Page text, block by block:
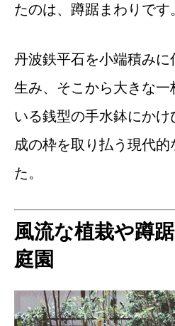
たのは、蹲踞まわりです
丹波鉄平石を小端積みに
生み、そこから大きな一
いる銭型の手水鉢にか
成の枠を取り払う現代
た。
風流な植栽や蹲
庭園